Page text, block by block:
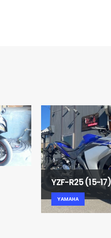
YZF-R1
YAMAHA